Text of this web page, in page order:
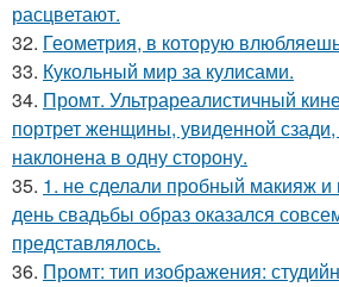
расцветают.
32. Геометрия, в которую
33. Кукольный мир за кулисами.
34. Промт. Ультрареалистичный
портрет женщины, увиденной сзади,
наклонена в одну сторону.
35. 1. не сделали пробный макияж и
день свадьбы образ оказался
представлялось.
36. Промт: тип изображения: